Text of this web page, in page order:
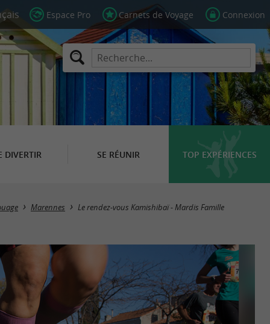
Espace Pro Carnets de Voyage Connexion
DIVERTIR SE RÉUNIR TOP EXPÉRIENCES
Marennes Le rendez-vous Kamishibaï - Mardis Famille